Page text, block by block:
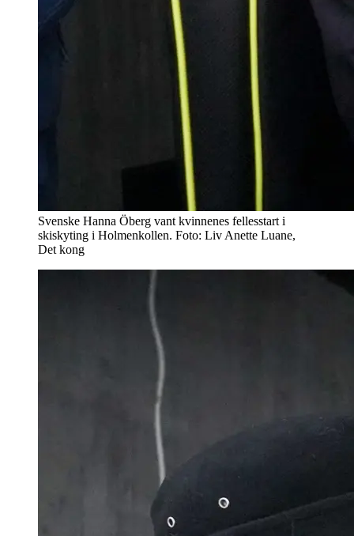
Svenske Hanna Öberg vant kvinnenes fellesstart i
skiskyting i Holmenkollen. Foto: Liv Anette Luane,
Det kong